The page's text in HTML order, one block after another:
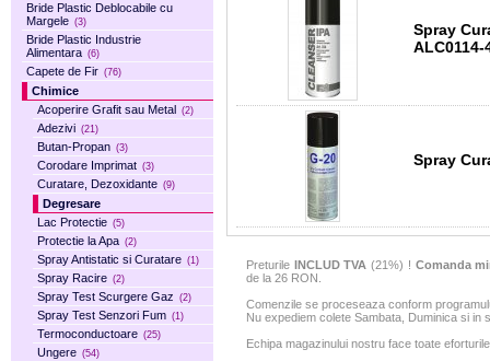
Bride Plastic Deblocabile cu
Margele (3)
Bride Plastic Industrie
Alimentara (6)
Capete de Fir (76)
Chimice
Acoperire Grafit sau Metal (2)
Adezivi (21)
Butan-Propan (3)
Corodare Imprimat (3)
Curatare, Dezoxidante (9)
Degresare
Lac Protectie (5)
Protectie la Apa (2)
Spray Antistatic si Curatare (1)
Spray Racire (2)
Spray Test Scurgere Gaz (2)
Spray Test Senzori Fum (1)
Termoconductoare (25)
Ungere (54)
Spray
ALC0114-
Spray
Preturile INCLUD TVA (21%) ! Comanda
de la 26 RON.
Comenzile se proceseaza conform
Nu expediem colete Sambata, Duminica si in
Echipa magazinului nostru face toate